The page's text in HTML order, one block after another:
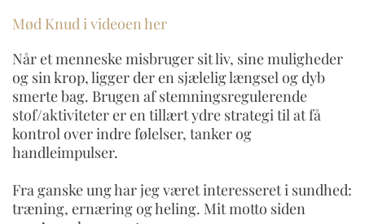
Mød Knud i videoen her
Når et menneske misbruger sit liv, sine muligheder
og sin krop, ligger der en sjælelig længsel og dyb
smerte bag. Brugen af stemningsregulerende
stof/aktiviteter er en tillært ydre strategi til at få
kontrol over indre følelser, tanker og
handleimpulser.
Fra ganske ung har jeg været interesseret i sundhed:
træning, ernæring og heling. Mit motto siden